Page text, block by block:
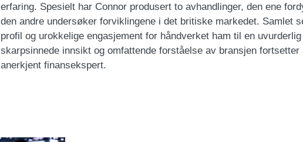
erfaring. Spesielt har Connor produsert to avhandlinger, den ene
den andre undersøker forviklingene i det britiske markedet. Samlet
profil og urokkelige engasjement for håndverket ham til en
skarpsinnede innsikt og omfattende forståelse av bransjen
anerkjent finansekspert.